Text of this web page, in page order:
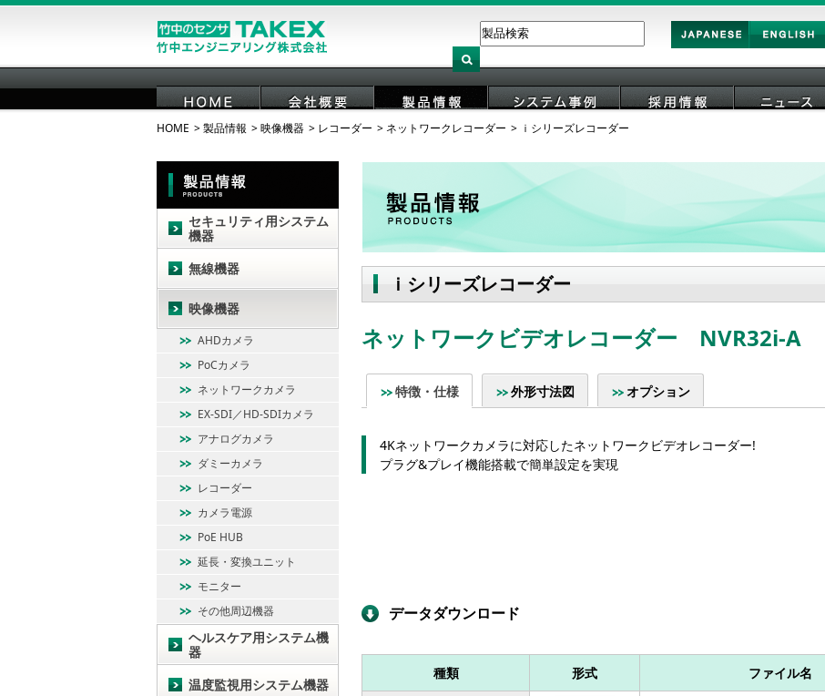
Japan English
HOME 会社概要 製品情報 システム事例
HOME 製品情報 映像機器 レコーダー ネットワークレコーダー ｉシリーズレコーダー
ｉシリーズレコーダー
ネットワークビデオレコーダー NVR32i-A
特徴・仕様 外形寸法図 オプション
4Kネットワークカメラに対応したネットワークビデオレコーダー!
プラグ&プレイ機能搭載で簡単設定を実現
データダウンロード
種類 形式 ファイル名
セキュリティ用システム
機器
無線機器
映像機器
AHDカメラ
PoCカメラ
ネットワークカメラ
EX-SDI／HD-SDIカメラ
アナログカメラ
ダミーカメラ
レコーダー
カメラ電源
PoE HUB
延長・変換ユニット
モニター
その他周辺機器
ヘルスケア用システム機
器
温度監視用システム機器